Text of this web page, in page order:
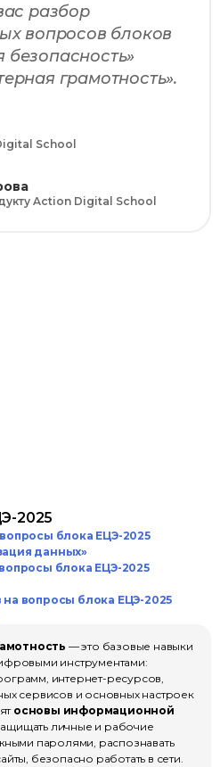
разбор
вопросов блоков
грамотность».
School
Action Digital School
2025
блока ЕЦЭ-2025
данных»
блока ЕЦЭ-2025
на вопросы блока ЕЦЭ-2025
— это базовые навыки
инструментами:
интернет-ресурсов,
сервисов и основных настроек
основы информационной
личные и рабочие
паролями, распознавать
безопасно работать в сети.